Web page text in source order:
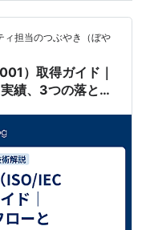
ィ担当のつぶやき（ぼや
）取得ガイド｜
績、3つの落とし